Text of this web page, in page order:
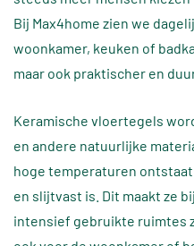
Bij Max4home zien we
woonkamer, keuken of
maar ook praktischer en
Keramische vloertegels
en andere natuurlijke
hoge temperaturen
en slijtvast is. Dit maakt ze
intensief gebruikte ruimtes